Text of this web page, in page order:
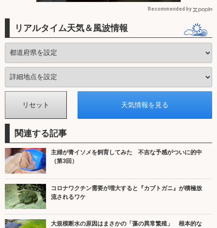
Recommended by
リアルタイム天気＆風波情報
関連する記事
主婦が青イソメを飼育してみた 不吉な予感がついに的中
（第3回）
コロナワクチン需要が増大すると『カブトガニ』が積極放
流されるワケ
大規模断水の原因はまさかの「藻の異常繁殖」 根本的な